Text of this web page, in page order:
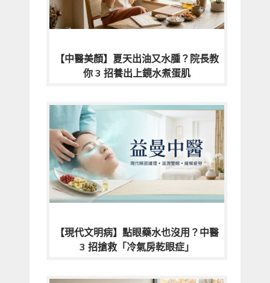
【中醫美顏】夏天出油又水腫？院長教
你 3 招養出上鏡水煮蛋肌
【現代文明病】點眼藥水也沒用？中醫
3 招搶救「冷氣房乾眼症」